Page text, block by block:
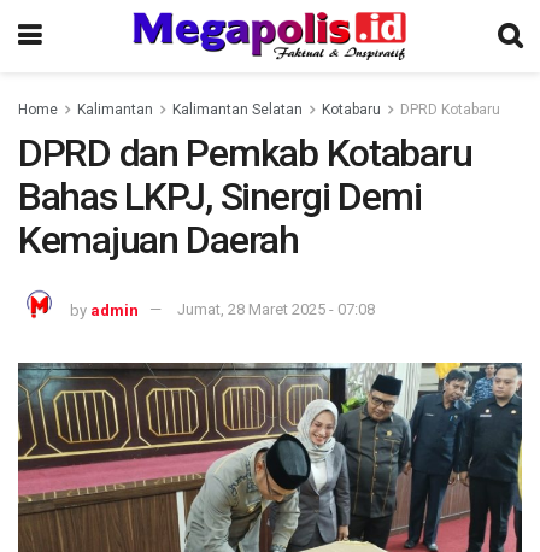
Home Kalimantan Kalimantan Selatan Kotabaru DPRD Kotabaru
DPRD dan Pemkab Kotabaru
Bahas LKPJ, Sinergi Demi
Kemajuan Daerah
by admin Jumat, 28 Maret 2025 - 07:08